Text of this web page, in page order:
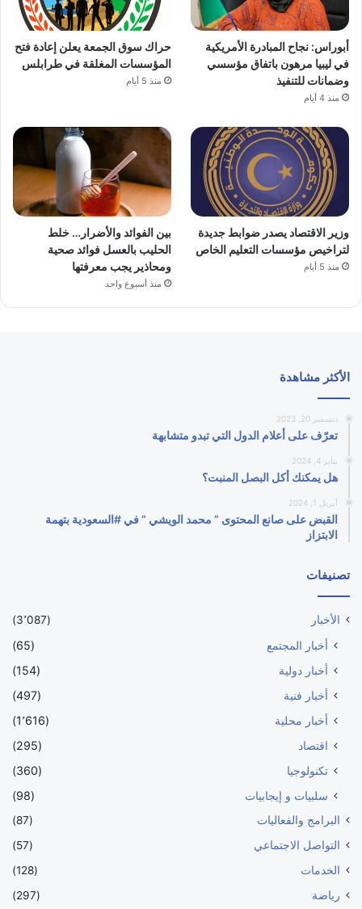
أبوراس: نجاح المبادرة الأمريكية
في ليبيا مرهون باتفاق مؤسسي
وضمانات للتنفيذ
منذ 4 أيام
حراك سوق الجمعة يعلن إعادة فتح
المؤسسات المغلقة في طرابلس
منذ 5 أيام
وزير الاقتصاد يصدر ضوابط جديدة
لتراخيص مؤسسات التعليم الخاص
منذ 5 أيام
بين الفوائد والأضرار… خلط
الحليب بالعسل فوائد صحية
ومحاذير يجب معرفتها
منذ أسبوع واحد
الأكثر مشاهدة
ديسمبر 20, 2023
تعرّف على أعلام الدول التي تبدو متشابهة
يناير 4, 2024
هل يمكنك أكل البصل المنبت؟
أبريل 1, 2024
القبض على صانع المحتوى ” محمد الويشي ” في #السعودية بتهمة
الابتزاز
تصنيفات
الأخبار (3٬087)
أخبار المجتمع
(65)
أخبار دولية
(154)
أخبار فنية
(497)
أخبار محلية
(1٬616)
اقتصاد
(295)
تكنولوجيا
(360)
سلبيات و إيجابيات
(98)
البرامج والفعاليات
(87)
التواصل الاجتماعي
(57)
الخدمات
(128)
رياضة
(297)